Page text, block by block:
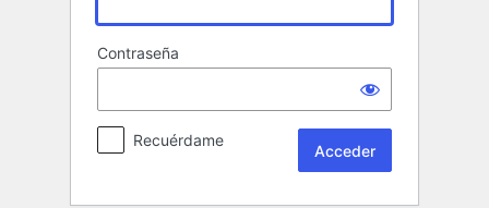
Contraseña
Recuérdame